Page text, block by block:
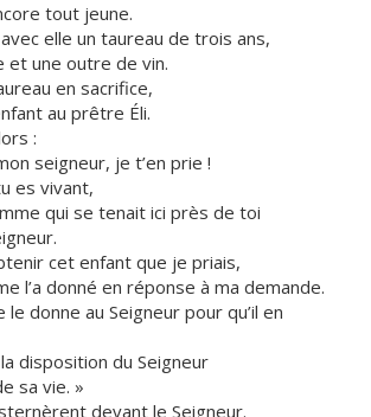
tout jeune.
elle un taureau de trois ans,
et une outre de vin.
en sacrifice,
au prêtre Éli.
:
seigneur, je t’en prie !
es vivant,
qui se tenait ici près de toi
cet enfant que je priais,
l’a donné en réponse à ma demande.
donne au Seigneur pour qu’il en
disposition du Seigneur
sa vie. »
devant le Seigneur.